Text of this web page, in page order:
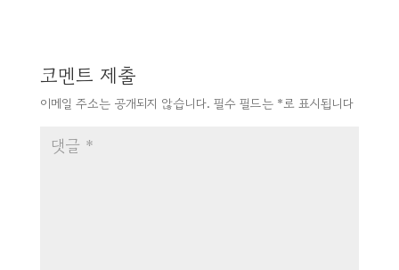
코멘트 제출
이메일 주소는 공개되지 않습니다. 필수 필드는 *로 표시됩니다